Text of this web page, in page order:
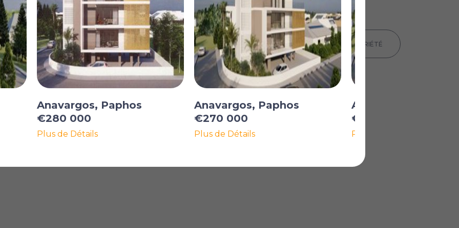
IMPRIMER LES DÉTAILS DE LA PROPRIÉTÉ
Anavargos, Paphos
€280 000
Plus de Détails
Anavargos, Paphos
€270 000
Plus de Détails
Anavargos, Paphos
€270 000
Plus de Détails